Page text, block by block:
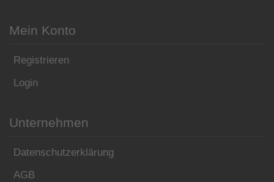
Mein Konto
Registrieren
Login
Unternehmen
Datenschutzerklärung
AGB